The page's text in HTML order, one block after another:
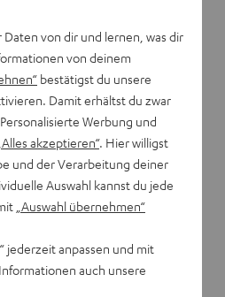
von dir und lernen, was dir
von deinem
bestätigst du unsere
Damit erhältst du zwar
Werbung und
„Alles akzeptieren“. Hier willigst
und der Verarbeitung deiner
Auswahl kannst du jede
„Auswahl übernehmen“
jederzeit anpassen und mit
auch unsere